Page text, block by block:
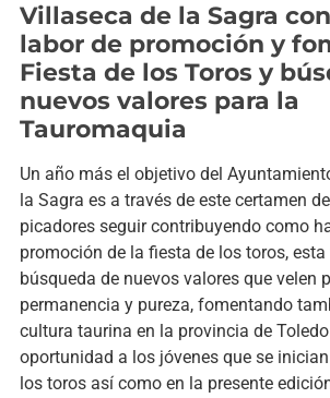
Villaseca de la Sagra
labor de promoción y
Fiesta de los Toros y
nuevos valores para la
Tauromaquia
Un año más el objetivo del
la Sagra es a través de este certamen
picadores seguir contribuyendo como
promoción de la fiesta de los toros,
búsqueda de nuevos valores que velen
permanencia y pureza, fomentando
cultura taurina en la provincia de
oportunidad a los jóvenes que se
los toros así como en la presente